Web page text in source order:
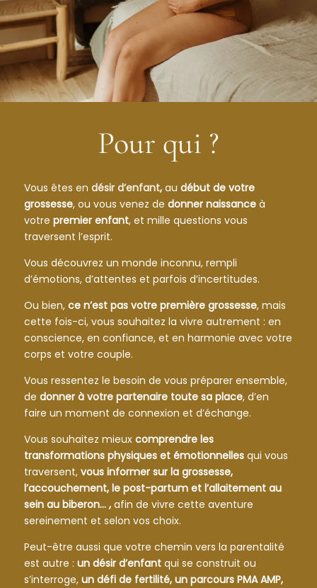
Pour qui ?
Vous êtes en désir d’enfant,au début de votre
grossesse, ou vous venez de donner naissanceà
votre premier enfant, et mille questions vous
traversent l’esprit.
Vous découvrez un monde inconnu, rempli
d’émotions, d’attentes et parfois d’incertitudes.
Ou bien, ce n’est pas votre première grossesse, mais
cette fois-ci, vous souhaitez la vivre autrement : en
conscience, en confiance, et en harmonie avec votre
corps et votre couple.
Vous ressentez le besoin de vous préparer ensemble,
de donner à votre partenaire toute sa place, d’en
faire un moment de connexion et d’échange.
Vous souhaitez mieuxcomprendre les
transformations physiques et émotionnelles qui vous
traversent,vous informer sur la grossesse,
l’accouchement, le post-partum et l’allaitement au
sein au biberon… , afin de vivre cette aventure
sereinement et selon vos choix.
Peut-être aussi que votre chemin vers la parentalité
est autre : un désir d’enfantqui se construit ou
s’interroge, un défi de fertilité, un parcours PMA AMP,